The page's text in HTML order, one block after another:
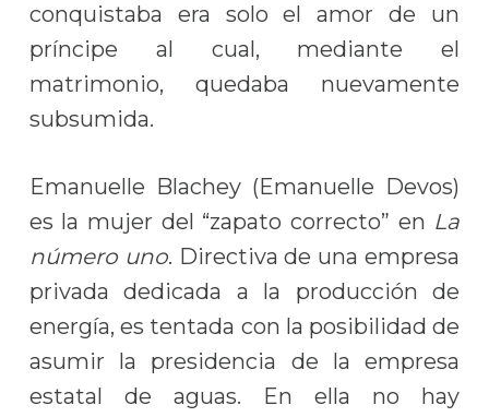
conquistaba era solo el amor de un
príncipe al cual, mediante el
matrimonio, quedaba nuevamente
subsumida.
Emanuelle Blachey (Emanuelle Devos)
es la mujer del “zapato correcto” en La
número uno. Directiva de una empresa
privada dedicada a la producción de
energía, es tentada con la posibilidad de
asumir la presidencia de la empresa
estatal de aguas. En ella no hay